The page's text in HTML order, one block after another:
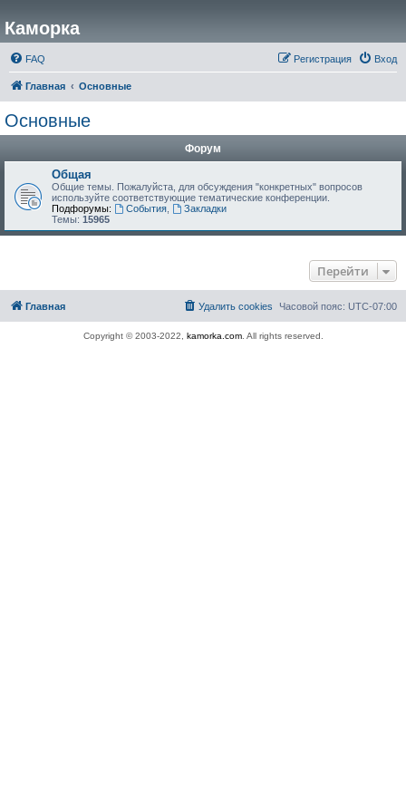
Каморка
FAQ Вход
Регистрация
Главная Основные
Основные
Форум
Общая
Общие темы. Пожалуйста, для обсуждения "конкретных" вопросов
используйте соответствующие тематические конференции.
Подфорумы:
События,
Закладки
Темы: 15965
Перейти
Главная Часовой пояс: UTC-07:00
Удалить cookies
Copyright © 2003-2022, kamorka.com. All rights reserved.